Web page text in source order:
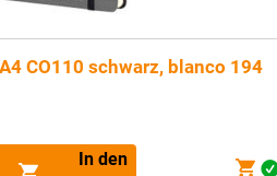
CO110 schwarz, blanco 194
In den